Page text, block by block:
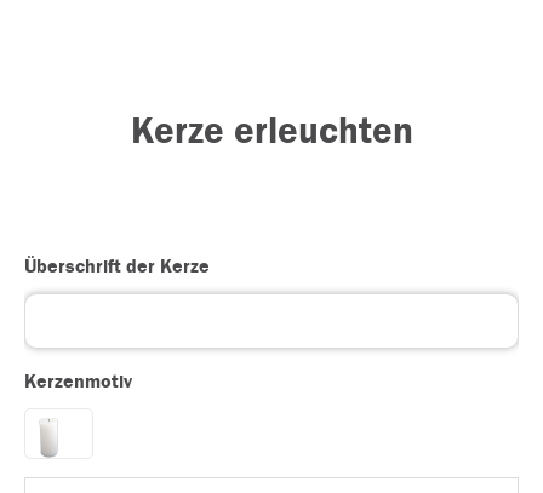
Kerze erleuchten
Überschrift der Kerze
Kerzenmotiv